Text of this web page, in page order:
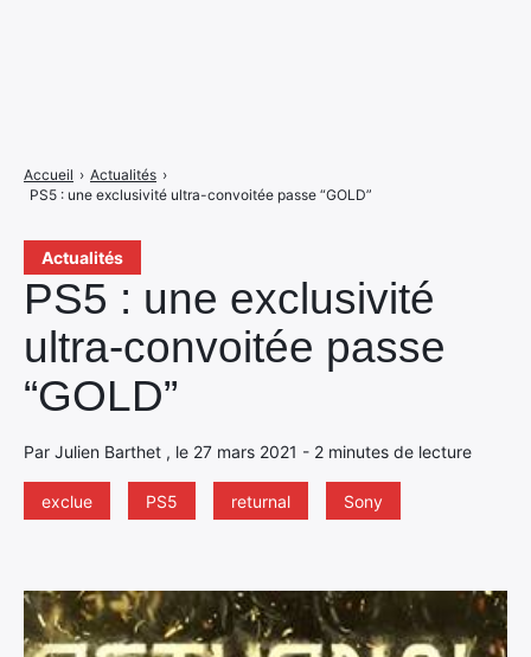
Actualités
PS5 : une exclusivité
ultra-convoitée passe
“GOLD”
Par Julien Barthet , le 27 mars 2021 - 2 minutes de lecture
exclue PS5 returnal Sony
Accueil › Actualités ›
PS5 : une exclusivité ultra-convoitée passe “GOLD”